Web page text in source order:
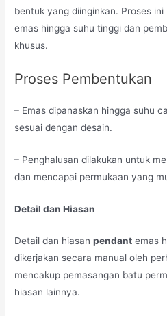
bentuk yang diinginkan. Proses
emas hingga suhu tinggi dan
khusus.
Proses Pembentukan
– Emas dipanaskan hingga suhu
sesuai dengan desain.
– Penghalusan dilakukan untuk
dan mencapai permukaan yang
Detail dan Hiasan
Detail dan hiasanpendant emas
dikerjakan secara manual oleh
mencakup pemasangan batu
hiasan lainnya.